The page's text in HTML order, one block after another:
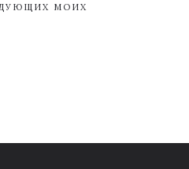
МОИХ